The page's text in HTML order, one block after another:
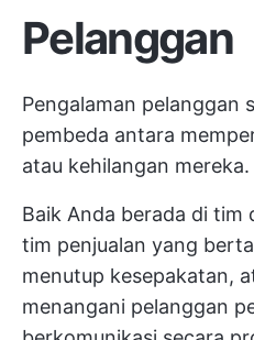
Pelanggan
Pengalaman pelanggan
pembeda antara
atau kehilangan mereka.
Baik Anda berada di tim
tim penjualan yang
menutup kesepakatan,
menangani pelanggan